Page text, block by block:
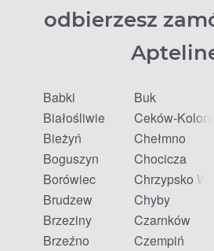
odbierzesz
Babki
Białośliwie
Bieżyń
Boguszyn
Borówiec
Brudzew
Brzeziny
Brzeźno
Buk
Ceków-Kolonia
Chełmno
Chocicza
Chrzypsko
Chyby
Czarnków
Czempiń